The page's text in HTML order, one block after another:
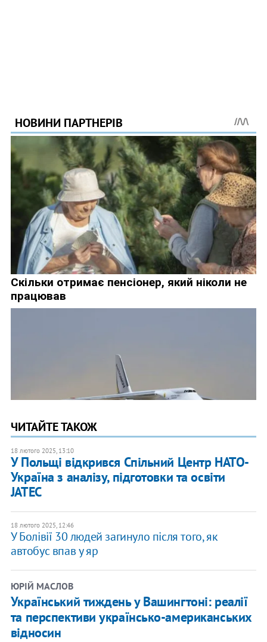
ЧИТАЙТЕ ТАКОЖ
18 лютого 2025, 13:10
У Польщі відкрився Спільний Центр НАТО-
Україна з аналізу, підготовки та освіти
JATEC
18 лютого 2025, 12:46
У Болівії 30 людей загинуло після того, як
автобус впав у яр
ЮРІЙ МАСЛОВ
Український тиждень у Вашингтоні: реалії
та перспективи українсько-американських
відносин